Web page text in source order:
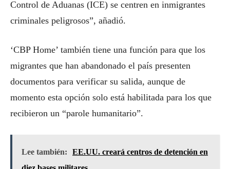
Control de Aduanas (ICE) se centren en inmigrantes
criminales peligrosos”, añadió.
‘CBP Home’ también tiene una función para que los
migrantes que han abandonado el país presenten
documentos para verificar su salida, aunque de
momento esta opción solo está habilitada para los que
recibieron un “parole humanitario”.
Lee también:
EE.UU. creará centros de detención en